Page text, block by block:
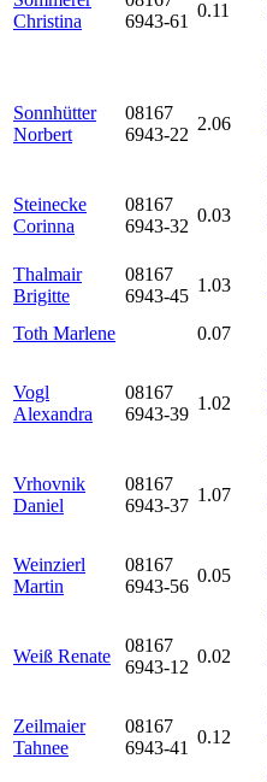
Christina
6943-61
0.11
Sonnhütter
Norbert
08167
6943-22
2.06
Steinecke
Corinna
08167
6943-32
0.03
Thalmair
Brigitte
08167
6943-45
1.03
Toth Marlene
0.07
Vogl
Alexandra
08167
6943-39
1.02
Vrhovnik
Daniel
08167
6943-37
1.07
Weinzierl
Martin
08167
6943-56
0.05
Weiß Renate
08167
6943-12
0.02
Zeilmaier
Tahnee
08167
6943-41
0.12